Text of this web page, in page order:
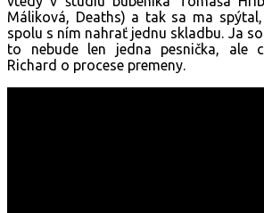
Máliková, Deaths) a tak sa ma
spolu s ním nahrať jednu skladbu. Ja
to nebude len jedna pesnička, ale
Richard o procese premeny.